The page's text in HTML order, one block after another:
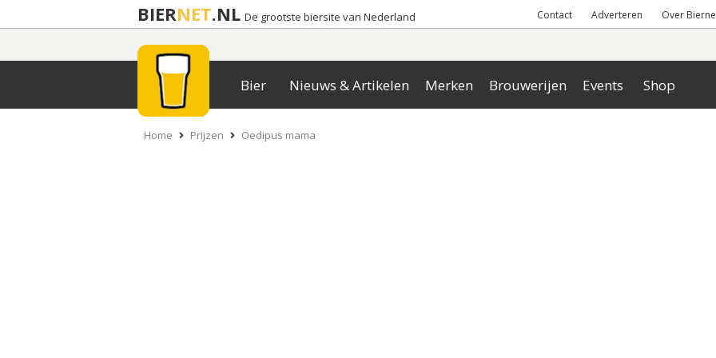
BIERNET.NL De grootste biersite van Nederland Contact Adverteren Over
Bier Nieuws & Artikelen Merken Brouwerijen Events Shop
Home Prijzen Oedipus mama